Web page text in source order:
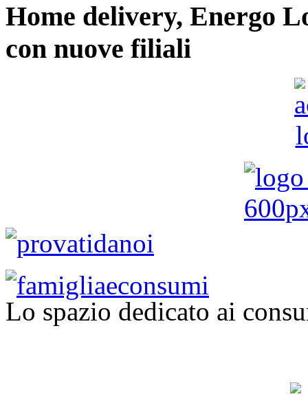
Home delivery, Energo
con nuove filiali
Lo spazio dedicato ai